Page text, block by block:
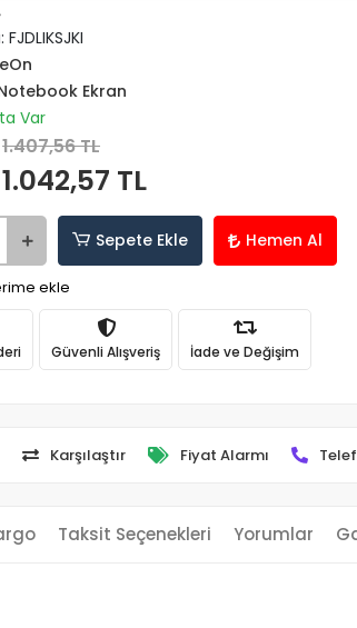
Ekran
Var
1.407,56 TL
1.042,57 TL
Sepete Ekle Hemen Al
ekle
Güvenli Alışveriş İade ve Değişim
Karşılaştır Fiyat Alarmı
Taksit Seçenekleri Yorumlar